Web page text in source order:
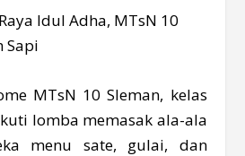
MTsN 10 Sleman, kelas
lomba memasak ala-ala
menu sate, gulai, dan